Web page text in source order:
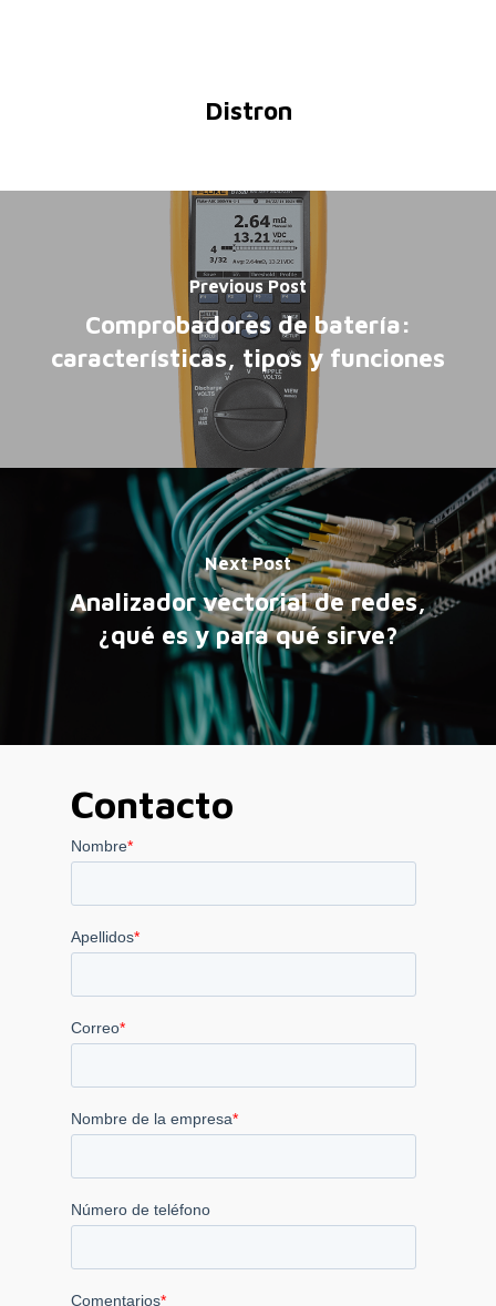
Distron
Previous Post
Comprobadores de batería:
características, tipos y funciones
Next Post
Analizador vectorial de redes,
¿qué es y para qué sirve?
Contacto